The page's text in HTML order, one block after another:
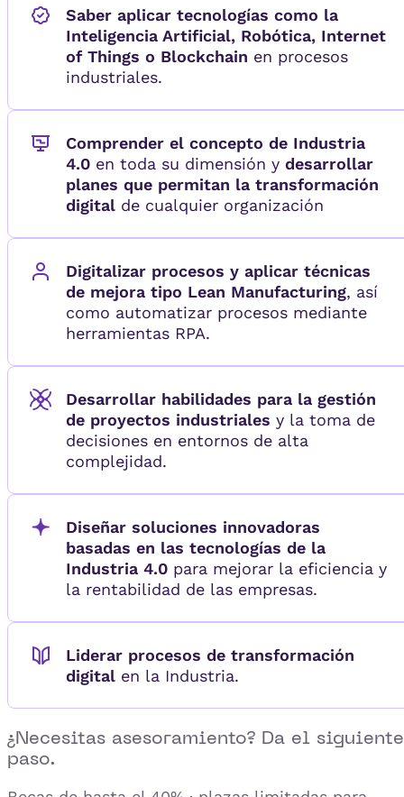
Saber aplicar tecnologías como la
Inteligencia Artificial, Robótica, Internet
of Things o Blockchain en procesos
industriales.
Comprender el concepto de Industria
4.0 en toda su dimensión y desarrollar
planes que permitan la transformación
digital de cualquier organización
Digitalizar procesos y aplicar técnicas
de mejora tipo Lean Manufacturing, así
como automatizar procesos mediante
herramientas RPA.
Desarrollar habilidades para la gestión
de proyectos industriales y la toma de
decisiones en entornos de alta
complejidad.
Diseñar soluciones innovadoras
basadas en las tecnologías de la
Industria 4.0 para mejorar la eficiencia y
la rentabilidad de las empresas.
Liderar procesos de transformación
digital en la Industria.
¿Necesitas asesoramiento? Da el siguiente
paso.